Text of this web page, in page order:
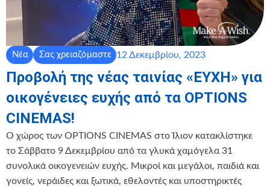
Νέα Σας χρειαζόμαστε 12 Δεκεμβρίου, 2023
Προβολή της νέας ταινίας «ΕΥΧΗ» για
οικογένειες ευχής από τα OPTIONS
CINEMAS!
Ο χώρος των OPTIONS CINEMAS στο Ίλιον κατακλίστηκε
το Σάββατο 9 Δεκεμβρίου από τα γλυκά χαμόγελα 31
συνολικά οικογενειών ευχής. Μικροί και μεγάλοι, παιδιά και
γονείς, νεράιδες και ξωτικά, εθελοντές και υποστηρικτές